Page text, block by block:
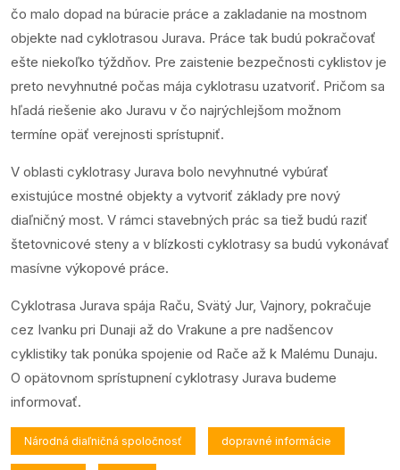
čo malo dopad na búracie práce a zakladanie na mostnom
objekte nad cyklotrasou Jurava. Práce tak budú pokračovať
ešte niekoľko týždňov. Pre zaistenie bezpečnosti cyklistov je
preto nevyhnutné počas mája cyklotrasu uzatvoriť. Pričom sa
hľadá riešenie ako Juravu v čo najrýchlejšom možnom
termíne opäť verejnosti sprístupniť.
V oblasti cyklotrasy Jurava bolo nevyhnutné vybúrať
existujúce mostné objekty a vytvoriť základy pre nový
diaľničný most. V rámci stavebných prác sa tiež budú raziť
štetovnicové steny a v blízkosti cyklotrasy sa budú vykonávať
masívne výkopové práce.
Cyklotrasa Jurava spája Raču, Svätý Jur, Vajnory, pokračuje
cez Ivanku pri Dunaji až do Vrakune a pre nadšencov
cyklistiky tak ponúka spojenie od Rače až k Malému Dunaju.
O opätovnom sprístupnení cyklotrasy Jurava budeme
informovať.
Národná diaľničná spoločnosť dopravné informácie